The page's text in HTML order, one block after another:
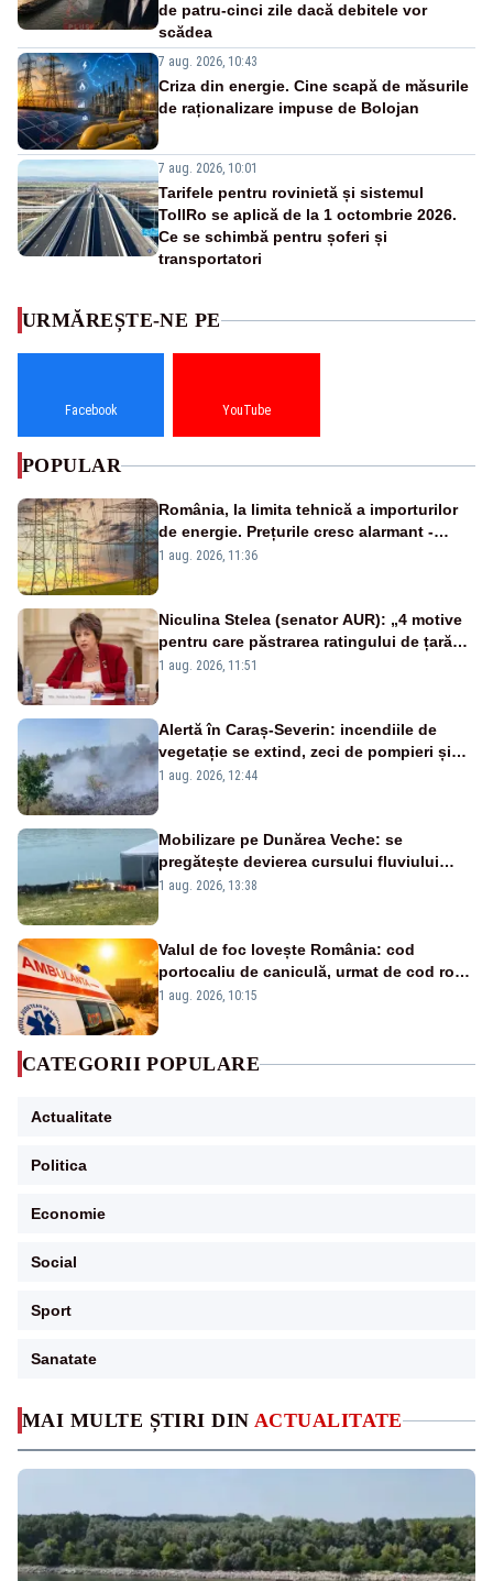
de patru-cinci zile dacă debitele vor
scădea
7 aug. 2026, 10:43
Criza din energie. Cine scapă de măsurile
de raționalizare impuse de Bolojan
7 aug. 2026, 10:01
Tarifele pentru rovinietă și sistemul
TollRo se aplică de la 1 octombrie 2026.
Ce se schimbă pentru șoferi și
transportatori
MAI MULTE ȘTIRI DIN ACTUALITATE
URMĂREȘTE-NE PE
Facebook YouTube
POPULAR
România, la limita tehnică a importurilor
de energie. Prețurile cresc alarmant -
Analiză Realitatea Plus
1 aug. 2026, 11:36
Niculina Stelea (senator AUR): „4 motive
pentru care păstrarea ratingului de țară
nu este o reușită pentru Guvernul
1 aug. 2026, 11:51
Alertă în Caraș-Severin: incendiile de
vegetație se extind, zeci de pompieri și
silvicultori se luptă cu flăcările - VIDEO
1 aug. 2026, 12:44
Mobilizare pe Dunărea Veche: se
pregătește devierea cursului fluviului
către Cernavodă – VIDEO
1 aug. 2026, 13:38
Valul de foc lovește România: cod
portocaliu de caniculă, urmat de cod roșu
duminică. Temperaturile urcă spre 40°C
1 aug. 2026, 10:15
CATEGORII POPULARE
Actualitate
Politica
Economie
Social
Sport
Sanatate